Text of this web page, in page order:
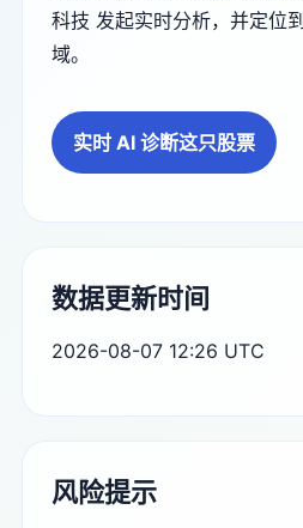
科技 发起实时分析，并定位
域。
实时 AI 诊断这只股票
数据更新时间
2026-08-07 12:26 UTC
风险提示